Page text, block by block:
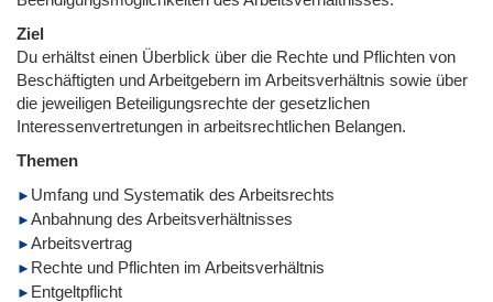
Ziel
Du erhältst einen Überblick über die Rechte und Pflichten von
Beschäftigten und Arbeitgebern im Arbeitsverhältnis sowie über
die jeweiligen Beteiligungsrechte der gesetzlichen
Interessenvertretungen in arbeitsrechtlichen Belangen.
Themen
Umfang und Systematik des Arbeitsrechts
Anbahnung des Arbeitsverhältnisses
Arbeitsvertrag
Rechte und Pflichten im Arbeitsverhältnis
Entgeltpflicht